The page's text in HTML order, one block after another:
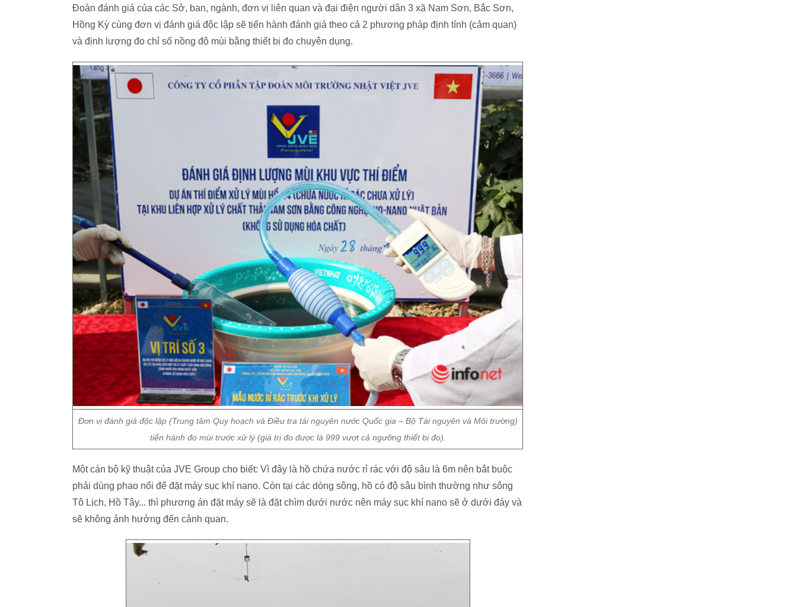
Đoàn đánh giá của các Sở, ban, ngành, đơn vị liên quan và đại điện người dân 3 xã Nam Sơn, Bắc Sơn,
Hồng Kỳ cùng đơn vị đánh giá độc lập sẽ tiến hành đánh giá theo cả 2 phương pháp định tính (cảm quan)
và định lượng đo chỉ số nồng độ mùi bằng thiết bị đo chuyên dụng.
Đơn vị đánh giá độc lập (Trung tâm Quy hoạch và Điều tra tài nguyên nước Quốc gia – Bộ Tài nguyên và Môi trường)
tiến hành đo mùi trước xử lý (giá trị đo được là 999 vượt cả ngưỡng thiết bị đo).
Một cán bộ kỹ thuật của JVE Group cho biết: Vì đây là hồ chứa nước rỉ rác với độ sâu là 6m nên bắt buộc
phải dùng phao nổi để đặt máy sục khí nano. Còn tại các dòng sông, hồ có độ sâu bình thường như sông
Tô Lịch, Hồ Tây... thì phương án đặt máy sẽ là đặt chìm dưới nước nên máy sục khí nano sẽ ở dưới đáy và
sẽ không ảnh hưởng đến cảnh quan.